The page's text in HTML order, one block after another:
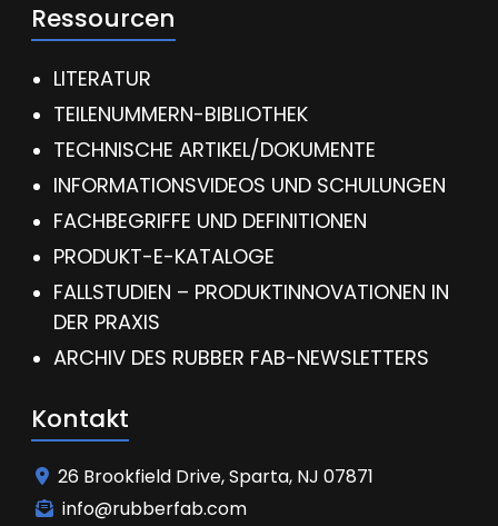
Ressourcen
LITERATUR
TEILENUMMERN-BIBLIOTHEK
TECHNISCHE ARTIKEL/DOKUMENTE
INFORMATIONSVIDEOS UND SCHULUNGEN
FACHBEGRIFFE UND DEFINITIONEN
PRODUKT-E-KATALOGE
FALLSTUDIEN – PRODUKTINNOVATIONEN IN
DER PRAXIS
ARCHIV DES RUBBER FAB-NEWSLETTERS
Kontakt
26 Brookfield Drive, Sparta, NJ 07871
info@rubberfab.com